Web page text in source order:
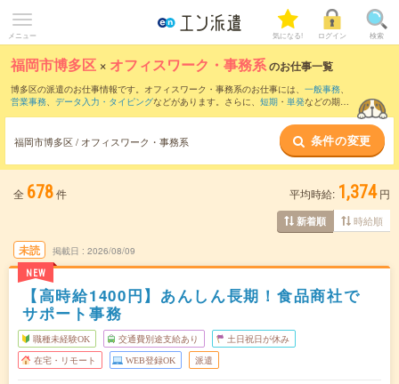
メニュー 気になる! ログイン 検索
福岡市博多区 × オフィスワーク・事務系のお仕事一覧
博多区の派遣のお仕事情報です。オフィスワーク・事務系のお仕事には、 一般事務、
営業事務、 データ入力・タイピングなどがあります。さらに、 短期 ・ 単発などの期間
福岡市博多区 / オフィスワーク・事務系 条件の変更
全 678件 平均時給: 1,374 円
新着順 時給順
未読
NEW
掲載日 2026/08/09
【高時給1400円】あんしん長期！食品商社で
サポート事務
職種未経験OK 交通費別途支給あり 土日祝日が休み
在宅・リモート WEB登録OK 派遣